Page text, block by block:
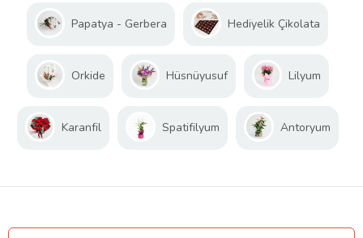
Papatya - Gerbera Hediyelik Çikolata
Orkide Hüsnüyusuf Lilyum
Karanfil Spatifilyum Antoryum